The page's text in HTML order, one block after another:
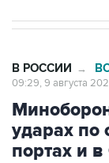
В РОССИИ →
09:29, 9 августа
ударах по
портах и